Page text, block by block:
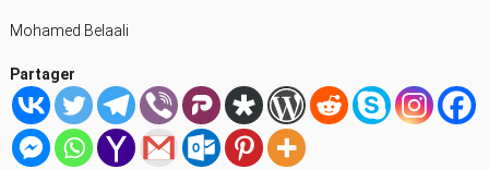
Mohamed Belaali
Partager